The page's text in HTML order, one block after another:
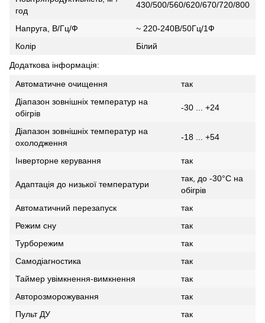
год
430/500/560/620/670/720/800
Напруга, В/Гц/Ф
~ 220-240В/50Гц/1Ф
Колір
Білий
Додаткова інформація:
Автоматичне очищення
так
Діапазон зовнішніх температур на
обігрів
-30 ... +24
Діапазон зовнішніх температур на
охолодження
-18 ... +54
Інверторне керування так
Адаптація до низької температури
так, до -30°C на
обігрів
Автоматичний перезапуск
так
Режим сну
так
Турборежим
так
Самодіагностика
так
Таймер увімкнення-вимкнення
так
Авторозморожування
так
Пульт ДУ
так